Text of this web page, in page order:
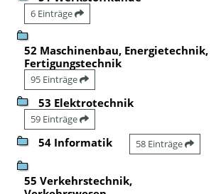
6 Einträge
52 Maschinenbau, Energietechnik,
Fertigungstechnik
95 Einträge
53 Elektrotechnik
59 Einträge
54 Informatik 58 Einträge
55 Verkehrstechnik,